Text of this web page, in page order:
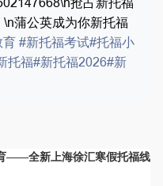
蒲公英成为你新托福
育 #新托福考试#托福小
托福#新托福2026#新
——全新上海徐汇寒假托福线